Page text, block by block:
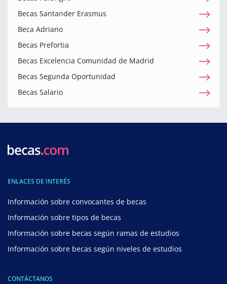
Becas Santander Erasmus
Beca Adriano
Becas Prefortia
Becas Excelencia Comunidad de Madrid
Becas Segunda Oportunidad
Becas Salario
ENLACES DE INTERÉS
Información sobre convocantes de becas
Información sobre tipos de becas
Información sobre becas según ramas de estudios
Información sobre becas según niveles de estudios
CONTÁCTANOS